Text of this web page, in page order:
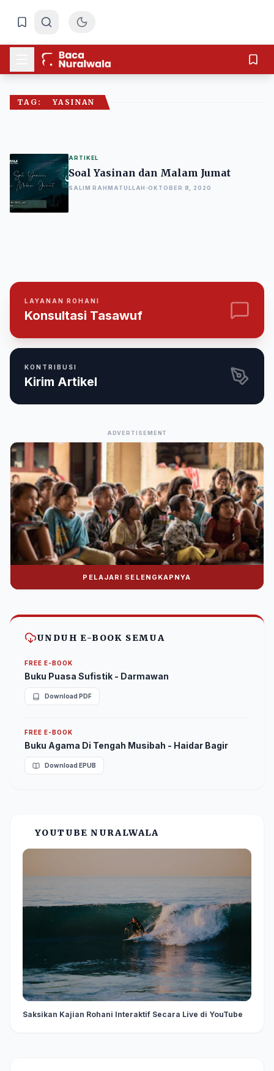
TAG: YASINAN
ARTIKEL
Soal Yasinan dan Malam Jumat
SALIM RAHMATULLAH OKTOBER 8, 2020
LAYANAN ROHANI
Konsultasi Tasawuf
KONTRIBUSI
Kirim Artikel
ADVERTISEMENT
Donasi Nuralwala Foundation
Bantu syiar dakwah melalui platform digital.
PELAJARI SELENGKAPNYA
UNDUH E-BOOK SEMUA
FREE E-BOOK
Buku Puasa Sufistik - Darmawan
Download PDF
FREE E-BOOK
Buku Agama Di Tengah Musibah - Haidar Bagir
Download EPUB
YOUTUBE NURALWALA
Saksikan Kajian Rohani Interaktif Secara Live di YouTube